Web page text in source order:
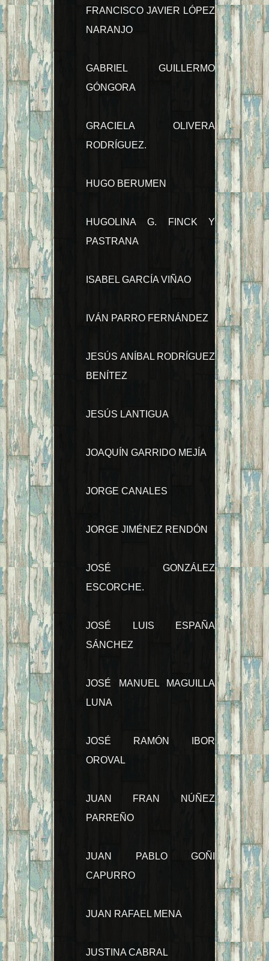
FRANCISCO JAVIER LÓPEZ
NARANJO
GABRIEL GUILLERMO
GÓNGORA
GRACIELA OLIVERA
RODRÍGUEZ.
HUGO BERUMEN
HUGOLINA G. FINCK Y
PASTRANA
ISABEL GARCÍA VIÑAO
IVÁN PARRO FERNÁNDEZ
JESÚS ANÍBAL RODRÍGUEZ
BENÍTEZ
JESÚS LANTIGUA
JOAQUÍN GARRIDO MEJÍA
JORGE CANALES
JORGE JIMÉNEZ RENDÓN
JOSÉ GONZÁLEZ
ESCORCHE.
JOSÉ LUIS ESPAÑA
SÁNCHEZ
JOSÉ MANUEL MAGUILLA
LUNA
JOSÉ RAMÓN IBOR
OROVAL
JUAN FRAN NÚÑEZ
PARREÑO
JUAN PABLO GOÑI
CAPURRO
JUAN RAFAEL MENA
JUSTINA CABRAL